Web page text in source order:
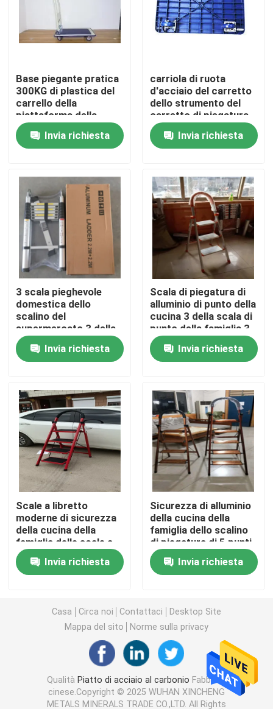
Casa
Prodotti
Giro della fabbrica
Controllo di qualità
Contattici
Richieda una citazione
Piatto di acciaio al carbonio
Striscia di acciaio al carbonio
Barra di acciaio al carbonio
strato ondulato di gi
Flangia del tubo d'acciaio
Tubo senza cuciture galvanizzato
Bolt e dadi
Filo di ferro di gi
rete metallica saldata
Base piegante pratica
300KG di plastica del
carrello della
piattaforma della
ruota del carrello 4
della piattaforma
Invia richiesta
carriola di ruota
d'acciaio del carretto
dello strumento del
carretto di piegatura
della piattaforma del
carrello a mano di
150kg 300kg
Invia richiesta
3 scala pieghevole
domestica dello
scalino del
supermercato 3 della
scala a libretto
Invia richiesta
Scala di piegatura di
alluminio di punto della
cucina 3 della scala di
punto della famiglia 3
Invia richiesta
Scale a libretto
moderne di sicurezza
della cucina della
famiglia delle scale a
libretto di piegatura 4
Invia richiesta
Sicurezza di alluminio
della cucina della
famiglia dello scalino
di piegatura di 5 punti
cinque scale a libretto
Invia richiesta
Casa Circa noi Contattaci
Desktop Site
Mappa del sito
Norme sulla privacy
Qualità Piatto di acciaio al carbonio Fabbrica
cinese.Copyright © 2025 WUHAN XINCHENG
METALS MINERALS TRADE CO.,LTD. All Rights